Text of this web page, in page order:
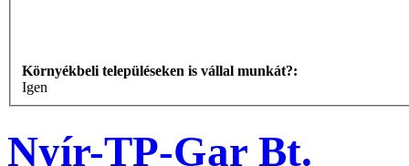
Környékbeli településeken is vállal munkát?:
Igen
Nyír-TP-Gar Bt.